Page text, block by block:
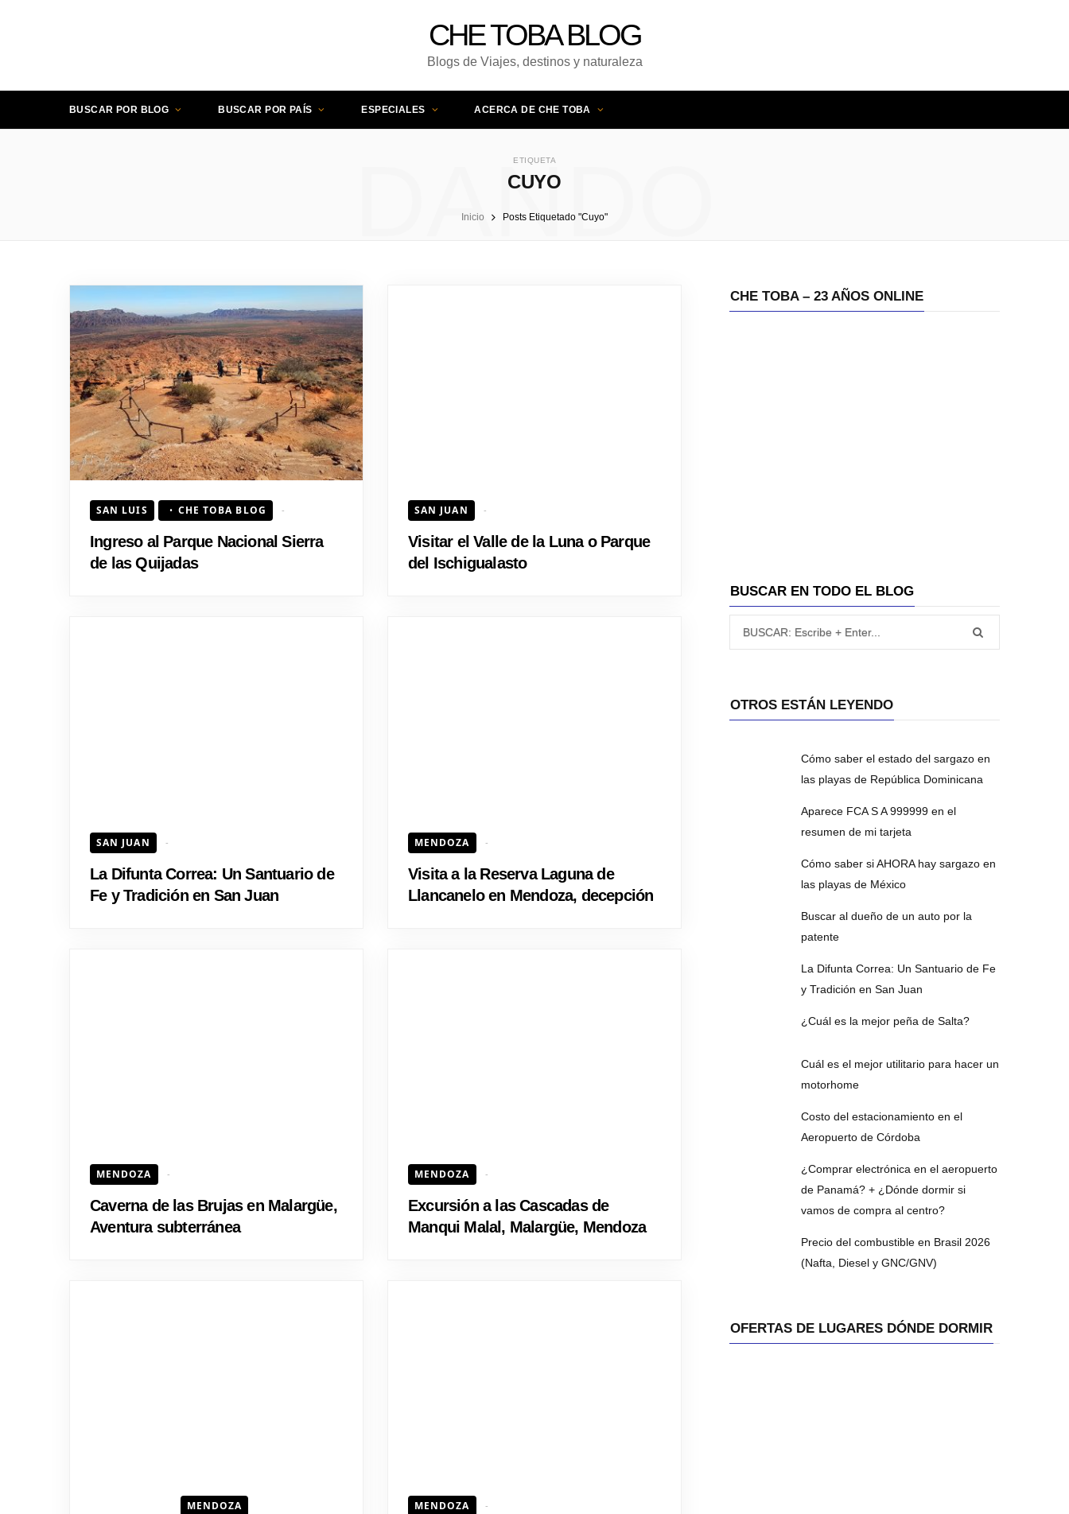
CHE TOBA BLOG
Blogs de Viajes, destinos y naturaleza
BUSCAR POR BLOG BUSCAR POR PAÍS ESPECIALES ACERCA DE CHE TOBA
ETIQUETA
CUYO
DANDO
HOJEADA
Inicio Posts Etiquetado "Cuyo"
SAN LUIS CHE TOBA BLOG
Ingreso al Parque Nacional Sierra
de las Quijadas
SAN JUAN
Visitar el Valle de la Luna o Parque
del Ischigualasto
SAN JUAN
La Difunta Correa: Un Santuario de
Fe y Tradición en San Juan
MENDOZA
Visita a la Reserva Laguna de
Llancanelo en Mendoza, decepción
MENDOZA
Caverna de las Brujas en Malargüe,
Aventura subterránea
MENDOZA
Excursión a las Cascadas de
Manqui Malal, Malargüe, Mendoza
MENDOZA
MENDOZA
CHE TOBA – 23 AÑOS ONLINE
BUSCAR EN TODO EL BLOG
OTROS ESTÁN LEYENDO
Cómo saber el estado del sargazo en
las playas de República Dominicana
Aparece FCA S A 999999 en el
resumen de mi tarjeta
Cómo saber si AHORA hay sargazo en
las playas de México
Buscar al dueño de un auto por la
patente
La Difunta Correa: Un Santuario de Fe
y Tradición en San Juan
¿Cuál es la mejor peña de Salta?
Cuál es el mejor utilitario para hacer un
motorhome
Costo del estacionamiento en el
Aeropuerto de Córdoba
¿Comprar electrónica en el aeropuerto
de Panamá? + ¿Dónde dormir si
vamos de compra al centro?
Precio del combustible en Brasil 2026
(Nafta, Diesel y GNC/GNV)
OFERTAS DE LUGARES DÓNDE DORMIR